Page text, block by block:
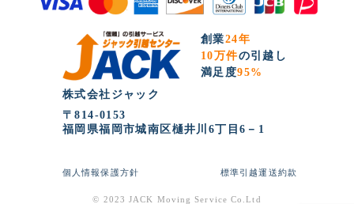
創業24年
10万件の引越し
満足度95%
株式会社ジャック
〒814-0153
福岡県福岡市城南区樋井川6丁目6－1
個人情報保護方針 標準引越運送約款
© 2023 JACK Moving Service Co.Ltd